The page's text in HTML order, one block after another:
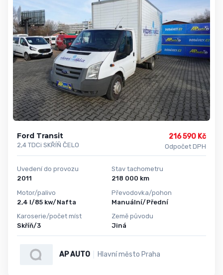
Ford Transit
2,4 TDCi SKŘÍŇ ČELO
216 590 Kč
Odpočet DPH
Uvedení do provozu
2011
Motor/palivo
2,4 l/85 kw/Nafta
Karoserie/počet míst
Skříň/3
Stav tachometru
218 000 km
Převodovka/pohon
Manuální/Přední
Země původu
Jiná
AP AUTO Hlavní město Praha